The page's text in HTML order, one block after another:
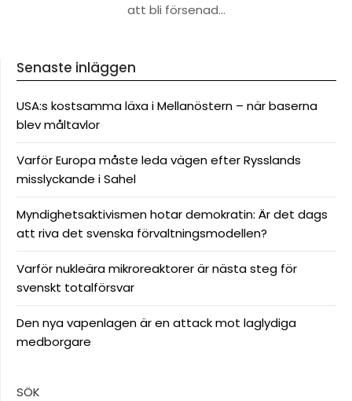
att bli försenad…
Senaste inläggen
USA:s kostsamma läxa i Mellanöstern – när baserna
blev måltavlor
Varför Europa måste leda vägen efter Rysslands
misslyckande i Sahel
Myndighetsaktivismen hotar demokratin: Är det dags
att riva det svenska förvaltningsmodellen?
Varför nukleära mikroreaktorer är nästa steg för
svenskt totalförsvar
Den nya vapenlagen är en attack mot laglydiga
medborgare
SÖK